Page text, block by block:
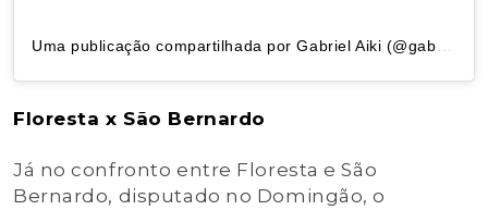
Floresta x São Bernardo
Já no confronto entre Floresta e São
Bernardo, disputado no Domingão, o